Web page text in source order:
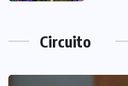
Circuito